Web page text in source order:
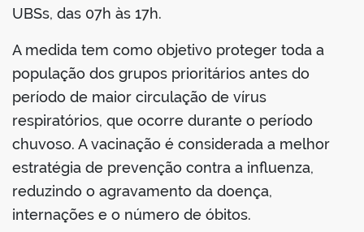
UBSs, das 07h às 17h.
A medida tem como objetivo proteger toda a
população dos grupos prioritários antes do
período de maior circulação de vírus
respiratórios, que ocorre durante o período
chuvoso. A vacinação é considerada a melhor
estratégia de prevenção contra a influenza,
reduzindo o agravamento da doença,
internações e o número de óbitos.